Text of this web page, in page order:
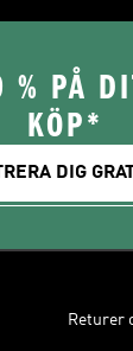
% PÅ
KÖP*
DIG
Returer